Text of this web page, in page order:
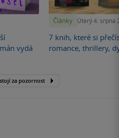
vydá
Články Úterý 4. srpna
7 knih, které si
romance, thrillery,
za pozornost